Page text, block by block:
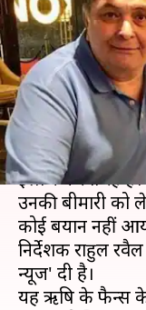
कर दी
लेखन स्वाति पाण्डेय Apr
क्या है खबर?
अभिनेता ऋषि
इलाज करवा रहे हैं।
उनकी बीमारी
कोई बयान नहीं
निर्देशक राहुल
न्यूज' दी है।
यह ऋषि के फैन्स